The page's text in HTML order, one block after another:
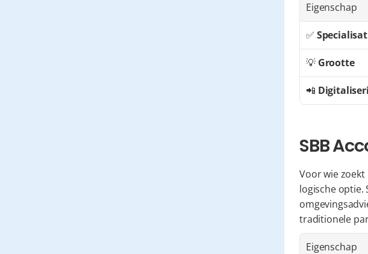
Eigenschap
✅
💡 Grootte
📲
SBB
Voor wie
logische optie.
traditionele
Eigenschap